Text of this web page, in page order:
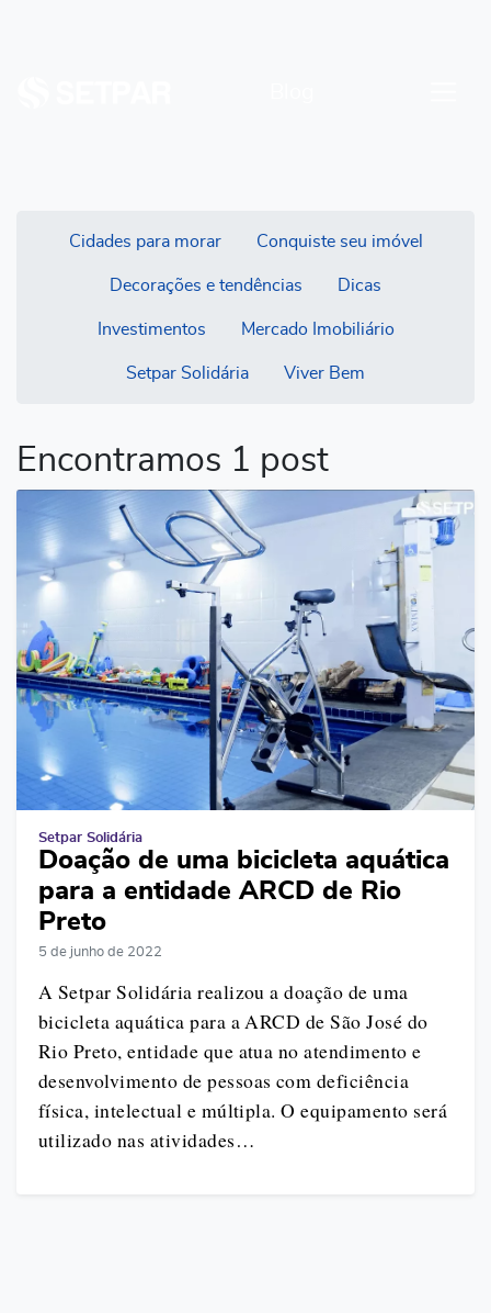
Cidades para morar Conquiste seu imóvel
Decorações e tendências Dicas
Investimentos Mercado Imobiliário
Setpar Solidária Viver Bem
Encontramos 1 post
Setpar Solidária
Doação de uma bicicleta aquática
para a entidade ARCD de Rio
Preto
5 de junho de 2022
A Setpar Solidária realizou a doação de uma
bicicleta aquática para a ARCD de São José do
Rio Preto, entidade que atua no atendimento e
desenvolvimento de pessoas com deficiência
física, intelectual e múltipla. O equipamento será
utilizado nas atividades…